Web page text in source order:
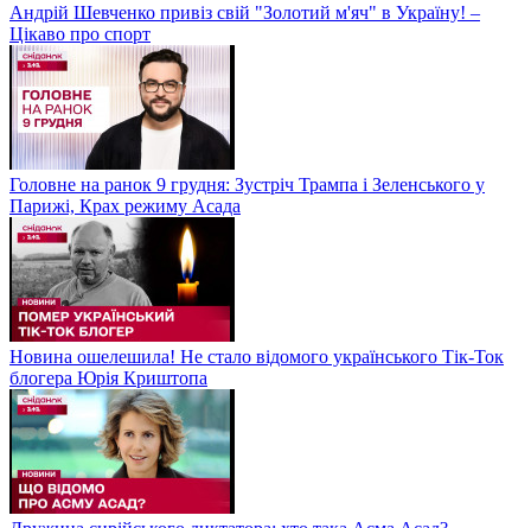
Андрій Шевченко привіз свій "Золотий м'яч" в Україну! –
Цікаво про спорт
Головне на ранок 9 грудня: Зустріч Трампа і Зеленського у
Парижі, Крах режиму Асада
Новина ошелешила! Не стало відомого українського Тік-Ток
блогера Юрія Криштопа